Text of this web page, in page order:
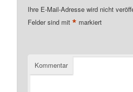
Ihre E-Mail-Adresse wird nicht
Felder sind mit* markiert
Kommentar